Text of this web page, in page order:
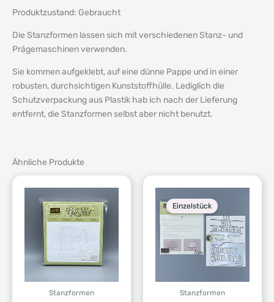
Produktzustand: Gebraucht
Die Stanzformen lassen sich mit verschiedenen Stanz- und
Prägemaschinen verwenden.
Sie kommen aufgeklebt, auf eine dünne Pappe und in einer
robusten, durchsichtigen Kunststoffhülle. Lediglich die
Schutzverpackung aus Plastik hab ich nach der Lieferung
entfernt, die Stanzformen selbst aber nicht benutzt.
Ähnliche Produkte
Stanzformen
Einzelstück
Stanzformen